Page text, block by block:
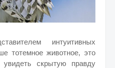
интуитивных
тотемное животное, это
скрытую правду